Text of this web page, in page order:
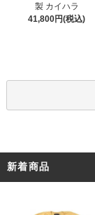
製 カイハラ
41,800円(税込)
新着商品